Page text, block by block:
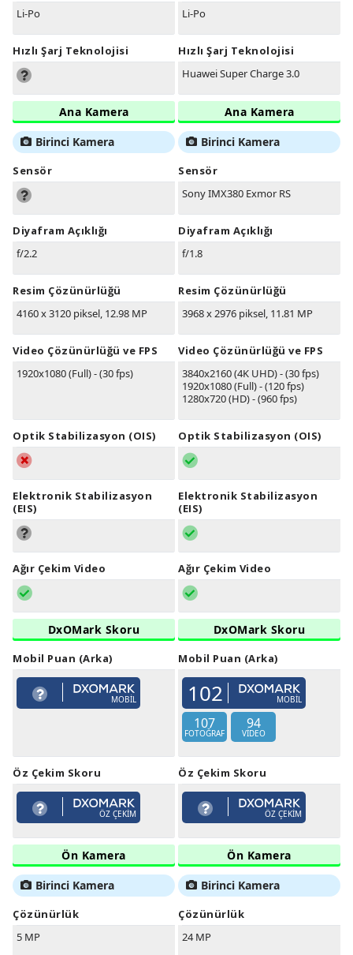
Li-Po
Hızlı Şarj Teknolojisi
Ana Kamera
Birinci Kamera
Sensör
Diyafram Açıklığı
f/2.2
Resim Çözünürlüğü
4160 x 3120 piksel, 12.98 MP
Video Çözünürlüğü ve FPS
1920x1080 (Full) - (30 fps)
Optik Stabilizasyon (OIS)
Elektronik Stabilizasyon
(EIS)
Ağır Çekim Video
DxOMark Skoru
Mobil Puan (Arka)
MOBIL
Öz Çekim Skoru
ÖZ ÇEKIM
Ön Kamera
Birinci Kamera
Çözünürlük
5 MP
Li-Po
Hızlı Şarj Teknolojisi
Huawei Super Charge 3.0
Ana Kamera
Birinci Kamera
Sensör
Sony IMX380 Exmor RS
Diyafram Açıklığı
f/1.8
Resim Çözünürlüğü
3968 x 2976 piksel, 11.81 MP
Video Çözünürlüğü ve FPS
3840x2160 (4K UHD) - (30 fps)
1920x1080 (Full) - (120 fps)
1280x720 (HD) - (960 fps)
Optik Stabilizasyon (OIS)
Elektronik Stabilizasyon
(EIS)
Ağır Çekim Video
DxOMark Skoru
Mobil Puan (Arka)
102 MOBIL
107
FOTOĞRAF
94
VIDEO
Öz Çekim Skoru
ÖZ ÇEKIM
Ön Kamera
Birinci Kamera
Çözünürlük
24 MP